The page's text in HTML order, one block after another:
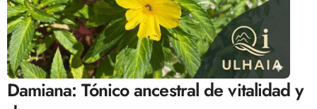
Damiana: Tónico ancestral de vitalidad y